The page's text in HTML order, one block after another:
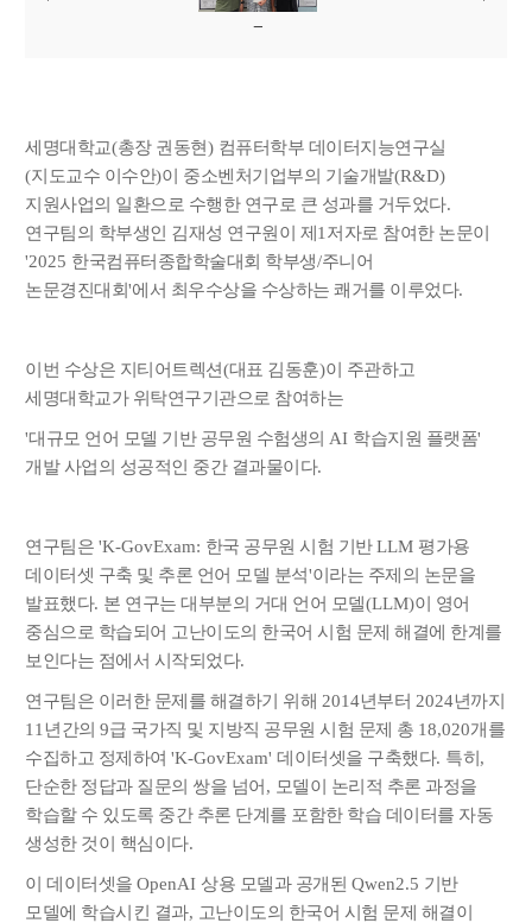
세명대학교(총장 권동현) 컴퓨터학부 데이터지능연구실
(지도교수 이수안)이 중소벤처기업부의 기술개발(R&D)
지원사업의 일환으로 수행한 연구로 큰 성과를 거두었다.
연구팀의 학부생인 김재성 연구원이 제 1 저자로 참여한 논문이
'2025 한국컴퓨터종합학술대회 학부생/주니어
논문경진대회'에서 최우수상을 수상하는 쾌거를 이루었다.
이번 수상은 지티어트렉션(대표 김동훈)이 주관하고
세명대학교가 위탁연구기관으로 참여하는
'대규모 언어 모델 기반 공무원 수험생의 AI 학습지원 플랫폼'
개발 사업의 성공적인 중간 결과물이다.
연구팀은 'K-GovExam: 한국 공무원 시험 기반LLM 평가용
데이터셋 구축 및 추론 언어 모델 분석'이라는 주제의 논문을
발표했다. 본 연구는 대부분의 거대 언어 모델(LLM)이 영어
중심으로 학습되어 고난이도의 한국어 시험 문제 해결에 한계를
보인다는 점에서 시작되었다.
연구팀은 이러한 문제를 해결하기 위해 2014년부터 2024년까지
11 년간의9급 국가직 및 지방직 공무원 시험 문제 총 18,020개를
수집하고 정제하여'K-GovExam'데이터셋을 구축했다. 특히 ,
단순한 정답과 질문의 쌍을 넘어 , 모델이 논리적 추론 과정을
학습할 수 있도록 중간 추론 단계를 포함한 학습 데이터를 자동
생성한 것이 핵심이다.
이 데이터셋을OpenAI 상용 모델과 공개된 Qwen2.5 기반
모델에 학습시킨 결과, 고난이도의 한국어 시험 문제 해결이